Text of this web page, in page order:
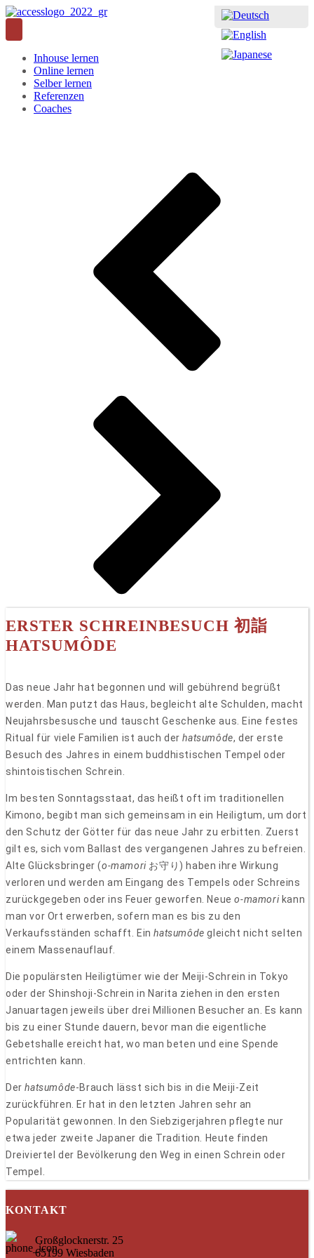
Inhouse lernen
Online lernen
Selber lernen
Referenzen
Coaches
ERSTER SCHREINBESUCH 初詣
HATSUMÔDE
Das neue Jahr hat begonnen und will gebührend begrüßt
werden. Man putzt das Haus, begleicht alte Schulden, macht
Neujahrsbesusche und tauscht Geschenke aus. Eine festes
Ritual für viele Familien ist auch derhatsumôde, der erste
Besuch des Jahres in einem buddhistischen Tempel oder
shintoistischen Schrein.
Im besten Sonntagsstaat, das heißt oft im traditionellen
Kimono, begibt man sich gemeinsam in ein Heiligtum, um dort
den Schutz der Götter für das neue Jahr zu erbitten. Zuerst
gilt es, sich vom Ballast des vergangenen Jahres zu befreien.
Alte Glücksbringer (o-mamoriお守り) haben ihre Wirkung
verloren und werden am Eingang des Tempels oder Schreins
zurückgegeben oder ins Feuer geworfen. Neueo-mamorikann
man vor Ort erwerben, sofern man es bis zu den
Verkaufsständen schafft. Einhatsumôde gleicht nicht selten
einem Massenauflauf.
Die populärsten Heiligtümer wie der Meiji-Schrein in Tokyo
oder der Shinshoji-Schrein in Narita ziehen in den ersten
Januartagen jeweils über drei Millionen Besucher an. Es kann
bis zu einer Stunde dauern, bevor man die eigentliche
Gebetshalle ereicht hat, wo man beten und eine Spende
entrichten kann.
Derhatsumôde-Brauch lässt sich bis in die Meiji-Zeit
zurückführen. Er hat in den letzten Jahren sehr an
Popularität gewonnen. In den Siebzigerjahren pflegte nur
etwa jeder zweite Japaner die Tradition. Heute finden
Dreiviertel der Bevölkerung den Weg in einen Schrein oder
Tempel.
KONTAKT
Großglocknerstr. 25
65199 Wiesbaden